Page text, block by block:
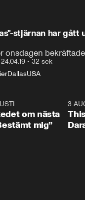
stjärnan har gått
onsdagen
24.04.19 • 32 sek
DallasUSA
0:24
om nästa
mig”
3